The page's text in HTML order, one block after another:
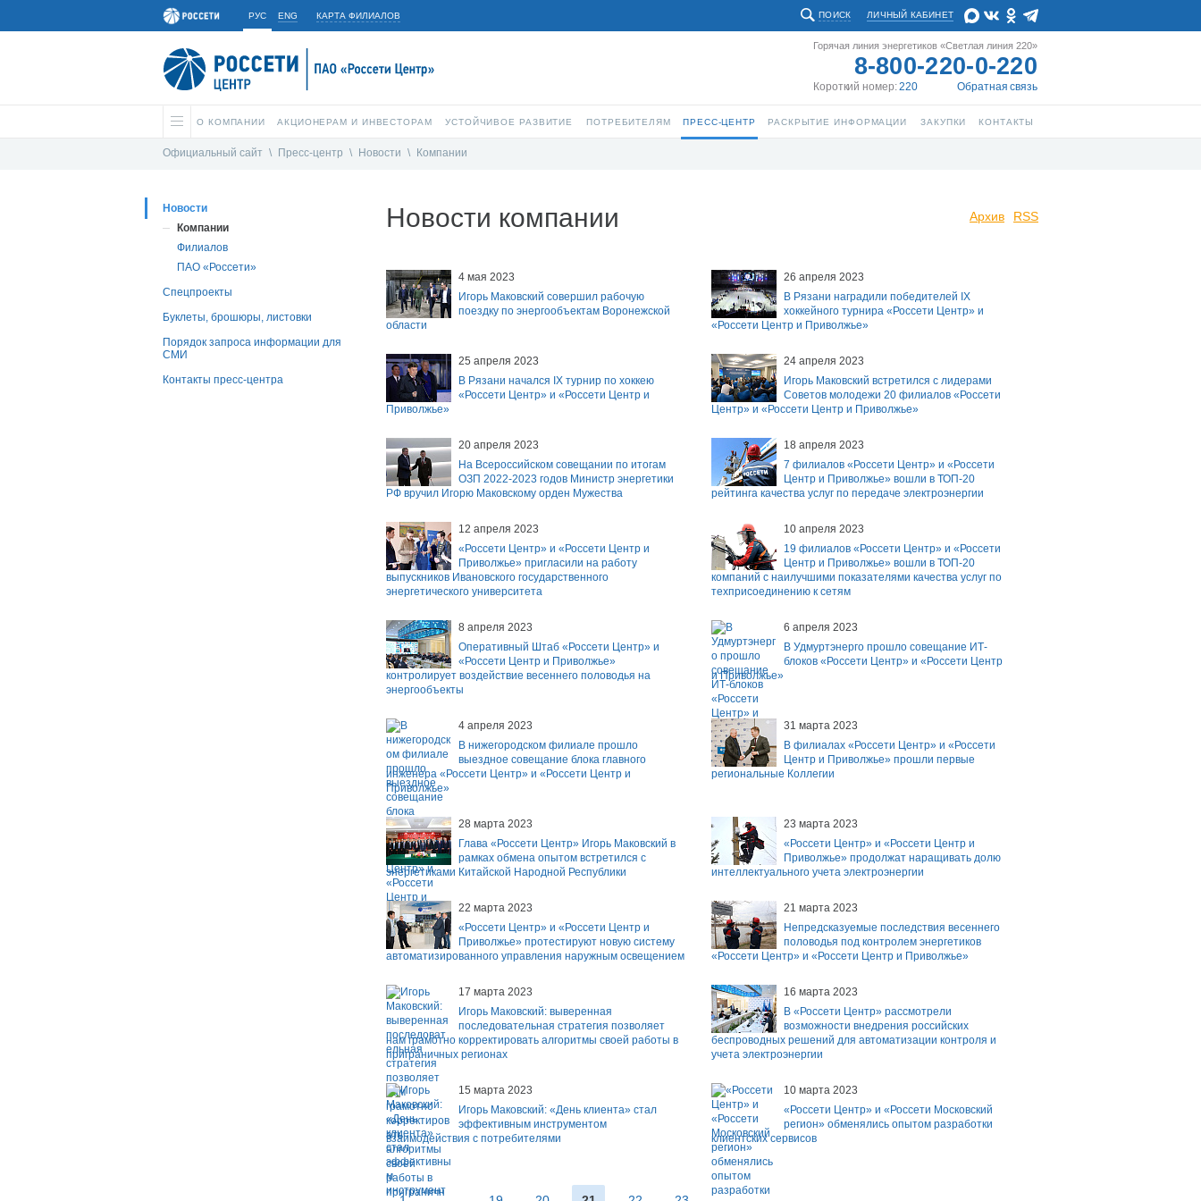
РУС ENG КАРТА ФИЛИАЛОВ ЛИЧНЫЙ КАБИНЕТ
ПОИСК
Горячая линия энергетиков «Светлая линия 220»
8-800-220-0-220
Короткий номер:220 Обратная связь
О КОМПАНИИ АКЦИОНЕРАМ И ИНВЕСТОРАМ УСТОЙЧИВОЕ РАЗВИТИЕ ПОТРЕБИТЕЛЯМ ПРЕСС-ЦЕНТР РАСКРЫТИЕ ИНФОРМАЦИИ ЗАКУПКИ КОНТАКТЫ
Официальный сайт \ Пресс-центр \ Новости \ Компании
Новости
Компании
Филиалов
ПАО «Россети»
Спецпроекты
Буклеты, брошюры, листовки
Порядок запроса информации для
СМИ
Контакты пресс-центра
Новости компании Архив RSS
4 мая 2023
Игорь Маковский совершил рабочую
поездку по энергообъектам Воронежской
области
26 апреля 2023
В Рязани наградили победителей IX
хоккейного турнира «Россети Центр» и
«Россети Центр и Приволжье»
25 апреля 2023
В Рязани начался IX турнир по хоккею
«Россети Центр» и «Россети Центр и
Приволжье»
24 апреля 2023
Игорь Маковский встретился с лидерами
Советов молодежи 20 филиалов «Россети
Центр» и «Россети Центр и Приволжье»
20 апреля 2023
На Всероссийском совещании по итогам
ОЗП 2022-2023 годов Министр энергетики
РФ вручил Игорю Маковскому орден Мужества
18 апреля 2023
7 филиалов «Россети Центр» и «Россети
Центр и Приволжье» вошли в ТОП-20
рейтинга качества услуг по передаче электроэнергии
12 апреля 2023
«Россети Центр» и «Россети Центр и
Приволжье» пригласили на работу
выпускников Ивановского государственного
энергетического университета
10 апреля 2023
19 филиалов «Россети Центр» и «Россети
Центр и Приволжье» вошли в ТОП-20
компаний с наилучшими показателями качества услуг по
техприсоединению к сетям
8 апреля 2023
Оперативный Штаб «Россети Центр» и
«Россети Центр и Приволжье»
контролирует воздействие весеннего половодья на
энергообъекты
6 апреля 2023
В Удмуртэнерго прошло совещание ИТ-
блоков «Россети Центр» и «Россети Центр
и Приволжье»
4 апреля 2023
В нижегородском филиале прошло
выездное совещание блока главного
инженера «Россети Центр» и «Россети Центр и
Приволжье»
31 марта 2023
В филиалах «Россети Центр» и «Россети
Центр и Приволжье» прошли первые
региональные Коллегии
28 марта 2023
Глава «Россети Центр» Игорь Маковский в
рамках обмена опытом встретился с
энергетиками Китайской Народной Республики
23 марта 2023
«Россети Центр» и «Россети Центр и
Приволжье» продолжат наращивать долю
интеллектуального учета электроэнергии
22 марта 2023
«Россети Центр» и «Россети Центр и
Приволжье» протестируют новую систему
автоматизированного управления наружным освещением
21 марта 2023
Непредсказуемые последствия весеннего
половодья под контролем энергетиков
«Россети Центр» и «Россети Центр и Приволжье»
17 марта 2023
Игорь Маковский: выверенная
последовательная стратегия позволяет
нам грамотно корректировать алгоритмы своей работы в
приграничных регионах
16 марта 2023
В «Россети Центр» рассмотрели
возможности внедрения российских
беспроводных решений для автоматизации контроля и
учета электроэнергии
15 марта 2023
Игорь Маковский: «День клиента» стал
эффективным инструментом
взаимодействия с потребителями
10 марта 2023
«Россети Центр» и «Россети Московский
регион» обменялись опытом разработки
клиентских сервисов